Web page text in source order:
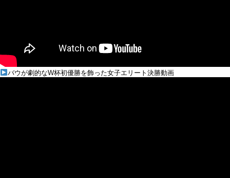
バウが劇的なW杯初優勝を飾った女子エリート決勝動画